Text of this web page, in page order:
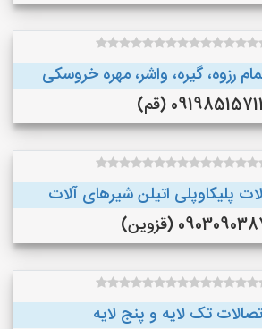
رزوه، گیره، واشر، مهره خروسکی
09198515711 (قم)
پلیکاوپلی اتیلن ‌شیرهای آلات
(قزوین)
تک لایه و پنج لایه